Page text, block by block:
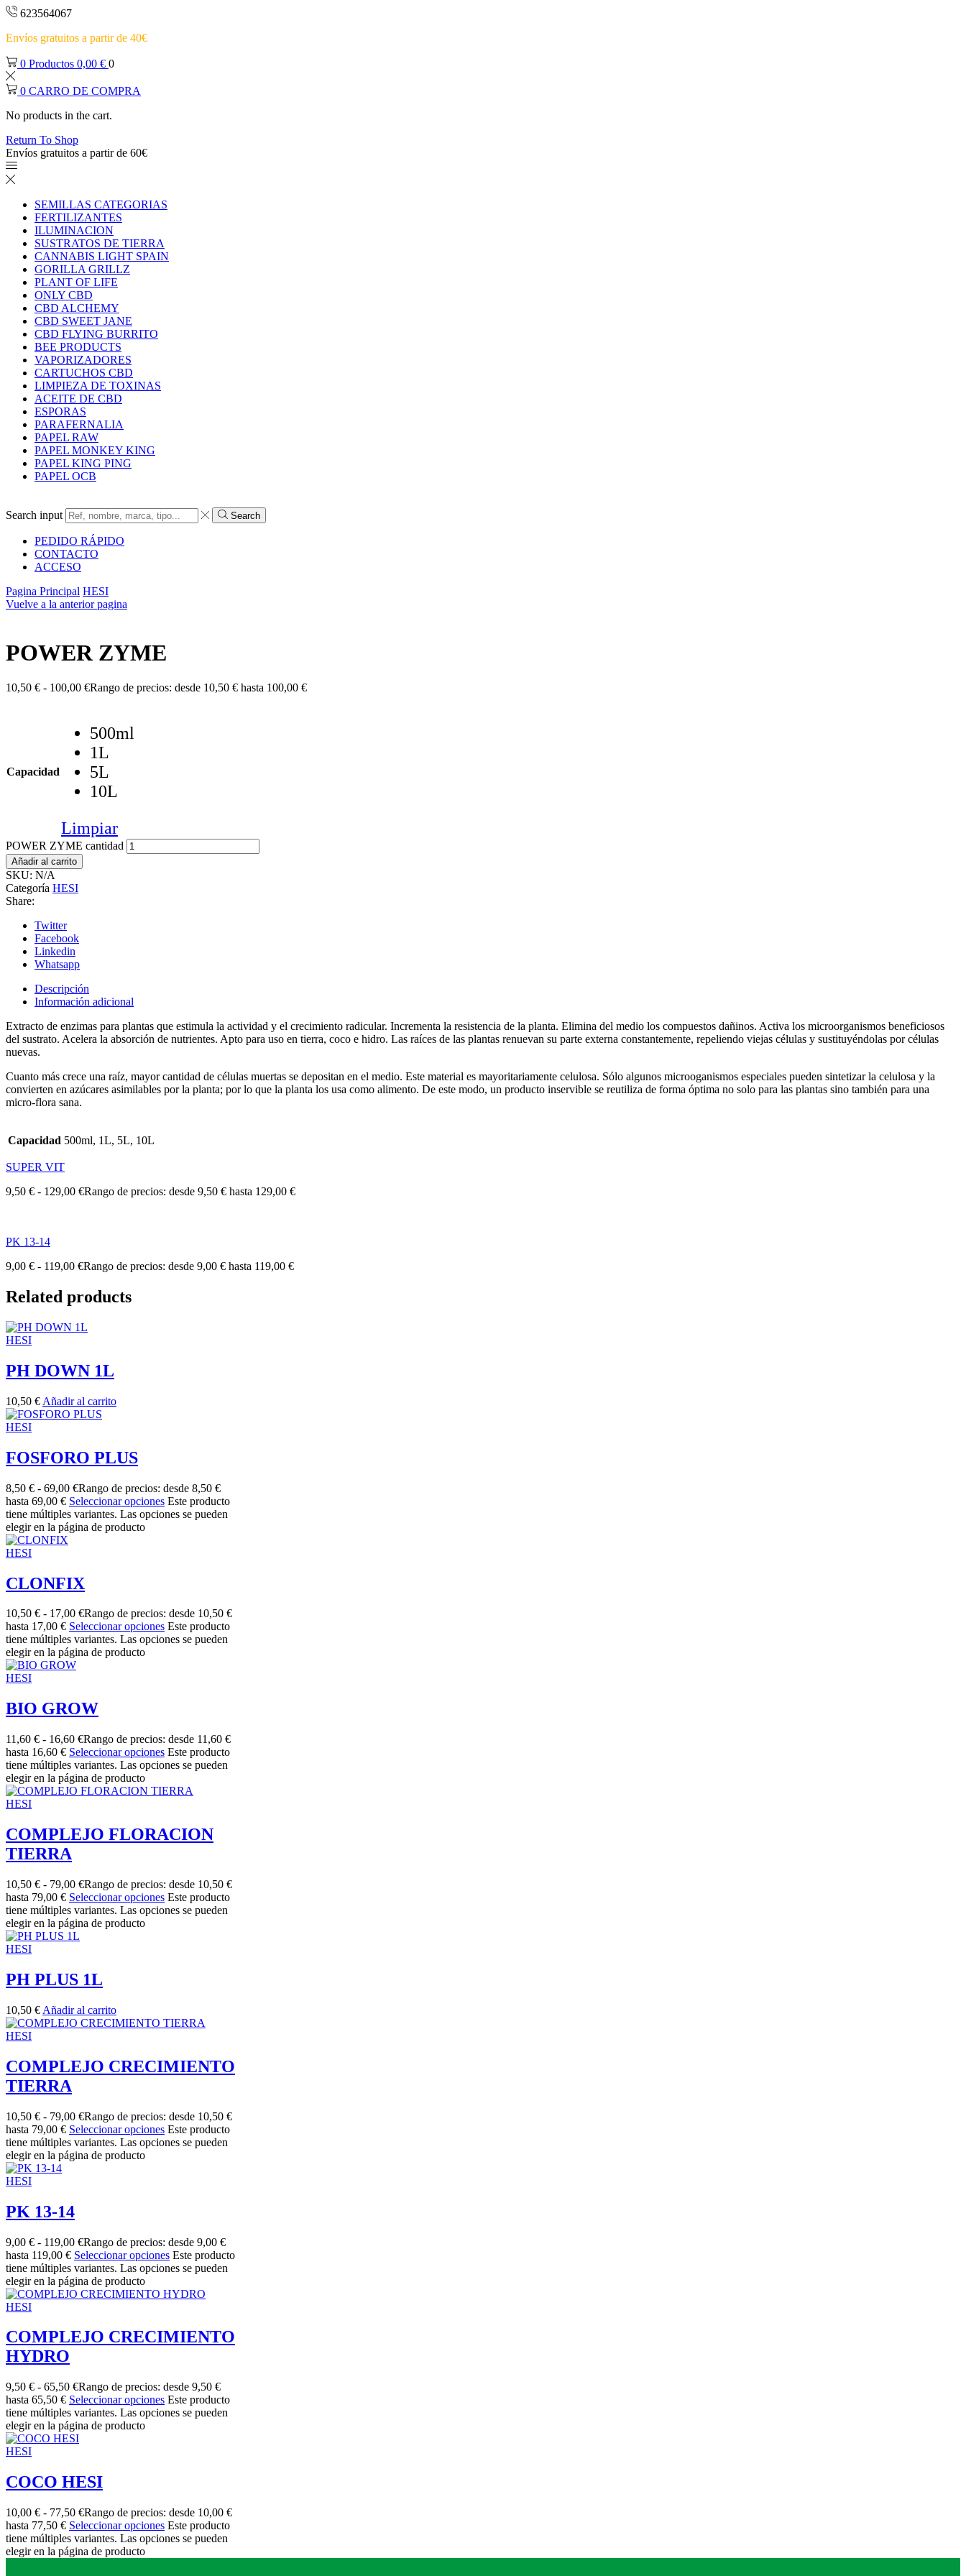
623564067
Envíos gratuitos a partir de 40€
0 Productos 0,00 € 0
0 CARRO DE COMPRA
No products in the cart.
Return To Shop
Envíos gratuitos a partir de 60€
SEMILLAS CATEGORIAS
FERTILIZANTES
ILUMINACION
SUSTRATOS DE TIERRA
CANNABIS LIGHT SPAIN
GORILLA GRILLZ
PLANT OF LIFE
ONLY CBD
CBD ALCHEMY
CBD SWEET JANE
CBD FLYING BURRITO
BEE PRODUCTS
VAPORIZADORES
CARTUCHOS CBD
LIMPIEZA DE TOXINAS
ACEITE DE CBD
ESPORAS
PARAFERNALIA
PAPEL RAW
PAPEL MONKEY KING
PAPEL KING PING
PAPEL OCB
Search input Search
PEDIDO RÁPIDO
CONTACTO
ACCESO
Pagina Principal HESI
Vuelve a la anterior pagina
POWER ZYME
10,50 € - 100,00 €Rango de precios: desde 10,50 € hasta 100,00 €
Capacidad
500ml
1L
5L
10L
Limpiar
POWER ZYME cantidad
Añadir al carrito
SKU: N/A
Categoría HESI
Share:
Twitter
Facebook
Linkedin
Whatsapp
Descripción
Información adicional
Extracto de enzimas para plantas que estimula la actividad y el crecimiento radicular. Incrementa la resistencia de la planta. Elimina del medio los compuestos dañinos. Activa los microorganismos beneficiosos
del sustrato. Acelera la absorción de nutrientes. Apto para uso en tierra, coco e hidro. Las raíces de las plantas renuevan su parte externa constantemente, repeliendo viejas células y sustituyéndolas por células
nuevas.
Cuanto más crece una raíz, mayor cantidad de células muertas se depositan en el medio. Este material es mayoritariamente celulosa. Sólo algunos microoganismos especiales pueden sintetizar la celulosa y la
convierten en azúcares asimilables por la planta; por lo que la planta los usa como alimento. De este modo, un producto inservible se reutiliza de forma óptima no solo para las plantas sino también para una
micro-flora sana.
Capacidad 500ml, 1L, 5L, 10L
SUPER VIT
9,50 € - 129,00 €Rango de precios: desde 9,50 € hasta 129,00 €
PK 13-14
9,00 € - 119,00 €Rango de precios: desde 9,00 € hasta 119,00 €
Related products
HESI
PH DOWN 1L
10,50 € Añadir al carrito
HESI
FOSFORO PLUS
8,50 € - 69,00 €Rango de precios: desde 8,50 €
hasta 69,00 € Seleccionar opciones Este producto
tiene múltiples variantes. Las opciones se pueden
elegir en la página de producto
HESI
CLONFIX
10,50 € - 17,00 €Rango de precios: desde 10,50 €
hasta 17,00 € Seleccionar opciones Este producto
tiene múltiples variantes. Las opciones se pueden
elegir en la página de producto
HESI
BIO GROW
11,60 € - 16,60 €Rango de precios: desde 11,60 €
hasta 16,60 € Seleccionar opciones Este producto
tiene múltiples variantes. Las opciones se pueden
elegir en la página de producto
HESI
COMPLEJO FLORACION
TIERRA
10,50 € - 79,00 €Rango de precios: desde 10,50 €
hasta 79,00 € Seleccionar opciones Este producto
tiene múltiples variantes. Las opciones se pueden
elegir en la página de producto
HESI
PH PLUS 1L
10,50 € Añadir al carrito
HESI
COMPLEJO CRECIMIENTO
TIERRA
10,50 € - 79,00 €Rango de precios: desde 10,50 €
hasta 79,00 € Seleccionar opciones Este producto
tiene múltiples variantes. Las opciones se pueden
elegir en la página de producto
HESI
PK 13-14
9,00 € - 119,00 €Rango de precios: desde 9,00 €
hasta 119,00 € Seleccionar opciones Este producto
tiene múltiples variantes. Las opciones se pueden
elegir en la página de producto
HESI
COMPLEJO CRECIMIENTO
HYDRO
9,50 € - 65,50 €Rango de precios: desde 9,50 €
hasta 65,50 € Seleccionar opciones Este producto
tiene múltiples variantes. Las opciones se pueden
elegir en la página de producto
HESI
COCO HESI
10,00 € - 77,50 €Rango de precios: desde 10,00 €
hasta 77,50 € Seleccionar opciones Este producto
tiene múltiples variantes. Las opciones se pueden
elegir en la página de producto